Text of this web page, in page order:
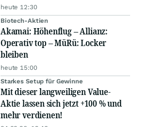
heute 12:30
Biotech-Aktien
Akamai: Höhenflug – Allianz:
Operativ top – MüRü: Locker
bleiben
heute 15:00
Starkes Setup für Gewinne
Mit dieser langweiligen Value-
Aktie lassen sich jetzt +100 % und
mehr verdienen!